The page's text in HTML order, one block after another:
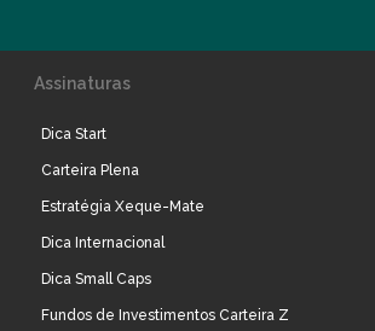
Assinaturas
Dica Start
Carteira Plena
Estratégia Xeque-Mate
Dica Internacional
Dica Small Caps
Fundos de Investimentos Carteira Z